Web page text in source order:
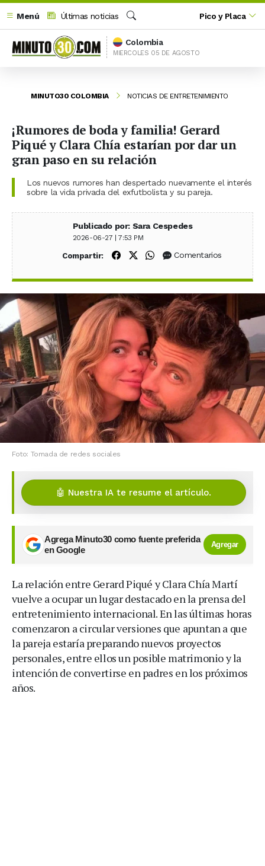
Menú
Últimas noticias
Buscar
Pico y Placa
Colombia
MIERCOLES 05 DE AGOSTO
MINUTO30 COLOMBIA NOTICIAS DE ENTRETENIMIENTO
¡Rumores de boda y familia! Gerard
Piqué y Clara Chía estarían por dar un
gran paso en su relación
Los nuevos rumores han despertado nuevamente el interés
sobre la vida privada del exfutbolista y su pareja.
Publicado por: Sara Cespedes
2026-06-27 | 7:53 PM
Compartir: Compartir en Facebook
Compartir en X (Twitter)
Compartir en WhatsApp
Comentarios
Foto: Tomada de redes sociales
🤖 Nuestra IA te resume el artículo.
Agrega Minuto30 como fuente preferida
en Google
Agregar
La relación entre Gerard Piqué y Clara Chía Martí
vuelve a ocupar un lugar destacado en la prensa del
entretenimiento internacional. En las últimas horas
comenzaron a circular versiones que apuntan a que
la pareja estaría preparando nuevos proyectos
personales, entre ellos un posible matrimonio y la
intención de convertirse en padres en los próximos
años.